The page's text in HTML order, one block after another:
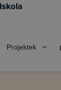
Projektek